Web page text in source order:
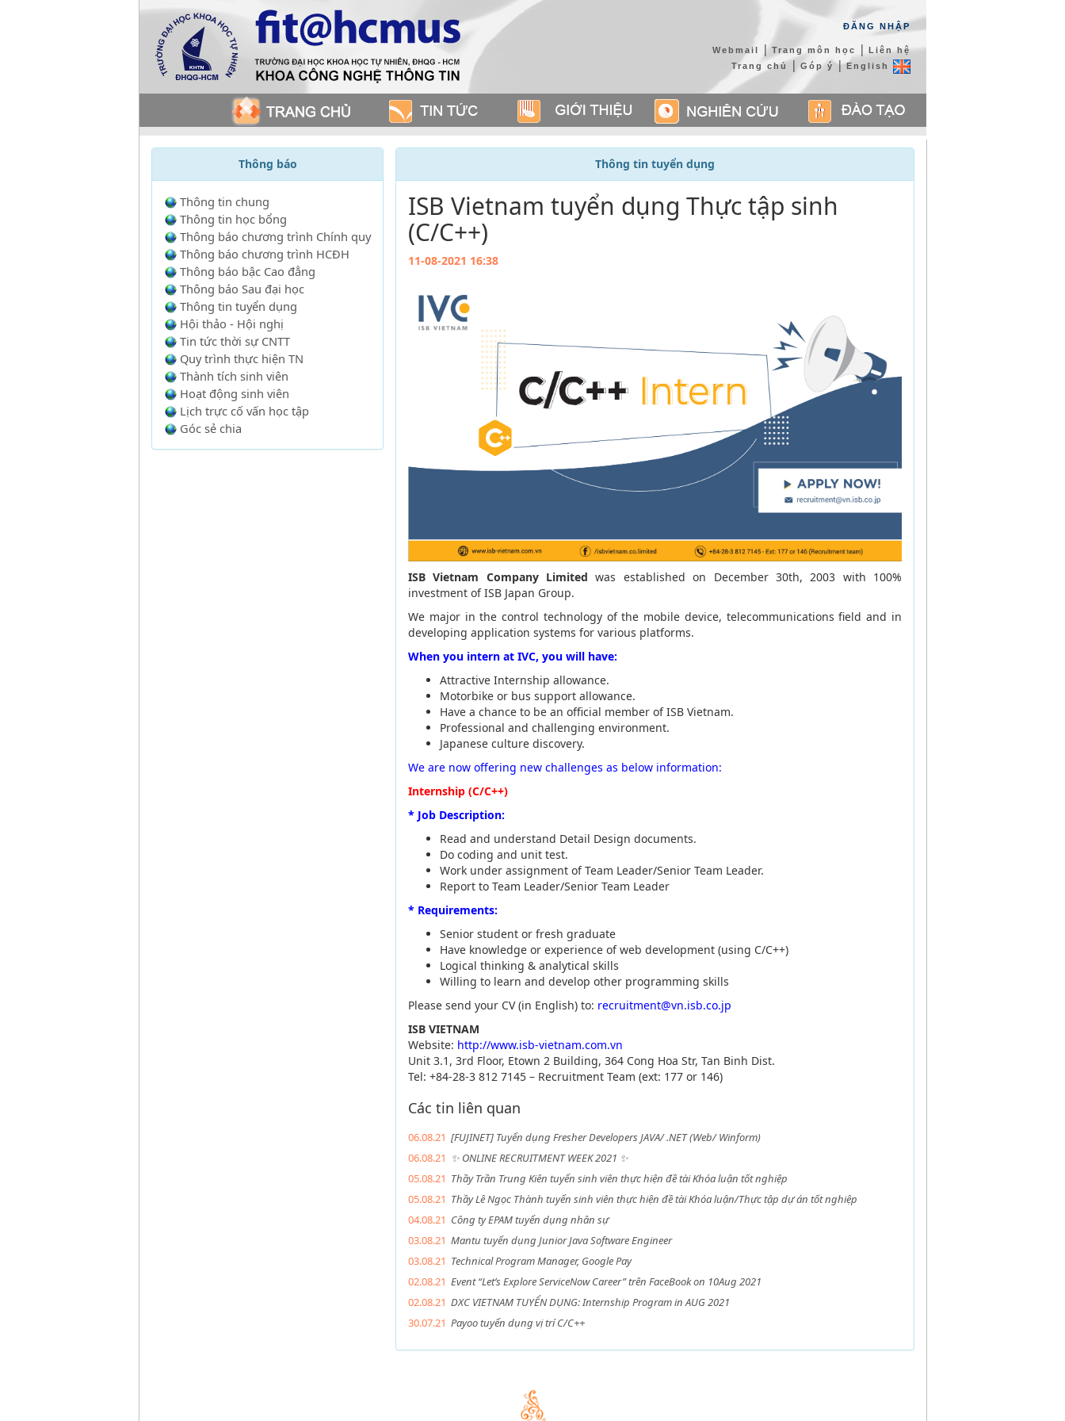
ĐĂNG NHẬP
Webmail | Trang môn học | Liên hệ
Trang chủ | Góp ý|English
Thông báo
Thông tin chung
Thông tin học bổng
Thông báo chương trình Chính quy
Thông báo chương trình HCĐH
Thông báo bậc Cao đẳng
Thông báo Sau đại học
Thông tin tuyển dụng
Hội thảo - Hội nghị
Tin tức thời sự CNTT
Quy trình thực hiện TN
Thành tích sinh viên
Hoạt động sinh viên
Lịch trực cố vấn học tập
Góc sẻ chia
Thông tin tuyển dụng
ISB Vietnam tuyển dụng Thực tập sinh
(C/C++)
11-08-2021 16:38
ISB Vietnam Company Limited was established on December 30th, 2003 with 100%
investment of ISB Japan Group.
We major in the control technology of the mobile device, telecommunications field and in
developing application systems for various platforms.
When you intern at IVC, you will have:
Attractive Internship allowance.
Motorbike or bus support allowance.
Have a chance to be an official member of ISB Vietnam.
Professional and challenging environment.
Japanese culture discovery.
We are now offering new challenges as below information:
Internship (C/C++)
* Job Description:
Read and understand Detail Design documents.
Do coding and unit test.
Work under assignment of Team Leader/Senior Team Leader.
Report to Team Leader/Senior Team Leader
* Requirements:
Senior student or fresh graduate
Have knowledge or experience of web development (using C/C++)
Logical thinking & analytical skills
Willing to learn and develop other programming skills
Please send your CV (in English) to: recruitment@vn.isb.co.jp
ISB VIETNAM
Website: http://www.isb-vietnam.com.vn
Unit 3.1, 3rd Floor, Etown 2 Building, 364 Cong Hoa Str, Tan Binh Dist.
Tel: +84-28-3 812 7145 – Recruitment Team (ext: 177 or 146)
Các tin liên quan
06.08.21 [FUJINET] Tuyển dụng Fresher Developers JAVA/ .NET (Web/ Winform)
06.08.21 ✨ ONLINE RECRUITMENT WEEK 2021 ✨
05.08.21 Thầy Trần Trung Kiên tuyển sinh viên thực hiện đề tài Khóa luận tốt nghiệp
05.08.21 Thầy Lê Ngọc Thành tuyển sinh viên thực hiện đề tài Khóa luận/Thực tập dự án tốt nghiệp
04.08.21 Công ty EPAM tuyển dụng nhân sự
03.08.21 Mantu tuyển dụng Junior Java Software Engineer
03.08.21 Technical Program Manager, Google Pay
02.08.21 Event “Let’s Explore ServiceNow Career” trên FaceBook on 10Aug 2021
02.08.21 DXC VIETNAM TUYỂN DỤNG: Internship Program in AUG 2021
30.07.21 Payoo tuyển dụng vị trí C/C++